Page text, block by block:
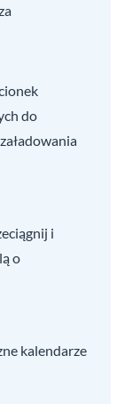
do
i
o
kalendarze